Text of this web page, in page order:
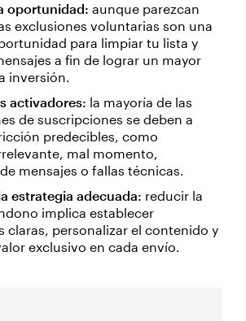
oportunidad: aunque parezcan
exclusiones voluntarias son una
para limpiar tu lista y
a fin de lograr un mayor
inversión.
activadores: la mayoría de las
de suscripciones se deben a
predecibles, como
mal momento,
mensajes o fallas técnicas.
estrategia adecuada: reducir la
implica establecer
claras, personalizar el contenido y
exclusivo en cada envío.